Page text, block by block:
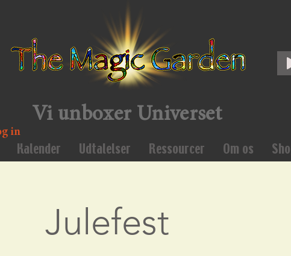
Vi unboxer Universet
in
Kalender Udtalelser Ressourcer Om os
Julefest